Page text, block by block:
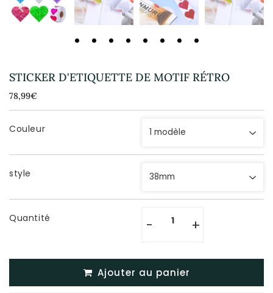
STICKER D'ETIQUETTE DE MOTIF RÉTRO
78,99€
Unit
price
Couleur
style
Quantité - +
Ajouter au panier